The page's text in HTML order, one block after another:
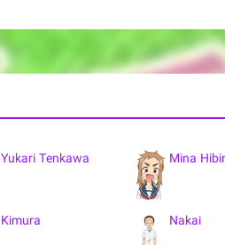
Mina
Yukari Tenkawa
Nakai
Kimura